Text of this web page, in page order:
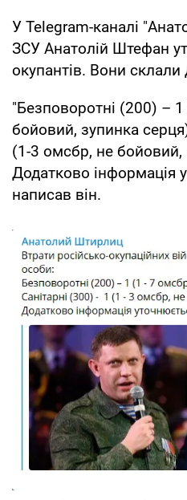
У Telegram-каналі
ЗСУ Анатолій Штефан
окупантів. Вони склали
"Безповоротні (200) –
бойовий, зупинка
(1-3 омсбр, не
Додатково інформація
написав він.